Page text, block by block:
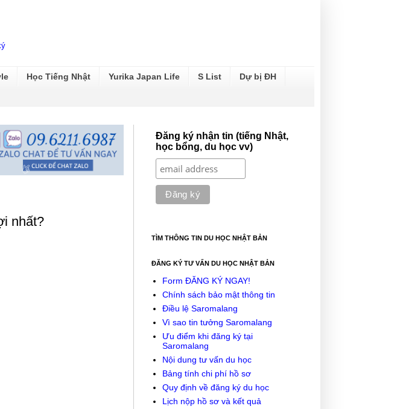
Học Tiếng Nhật Yurika Japan Life S List Dự bị ĐH
nhất?
Đăng ký nhận tin (tiếng Nhật,
học bổng, du học vv)
TÌM THÔNG TIN DU HỌC NHẬT BẢN
ĐĂNG KÝ TƯ VẤN DU HỌC NHẬT BẢN
Form ĐĂNG KÝ NGAY!
Chính sách bảo mật thông tin
Điều lệ Saromalang
Vì sao tin tưởng Saromalang
Ưu điểm khi đăng ký tại
Saromalang
Nội dung tư vấn du học
Bảng tính chi phí hồ sơ
Quy định về đăng ký du học
Lịch nộp hồ sơ và kết quả